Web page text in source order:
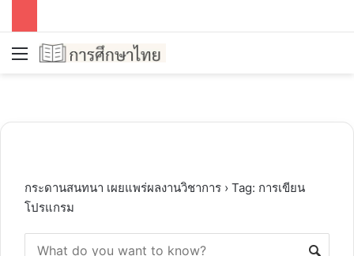
Menu
กระดานสนทนา เผยแพร่ผลงานวิชาการ › Tag: การเขียน
โปรแกรม